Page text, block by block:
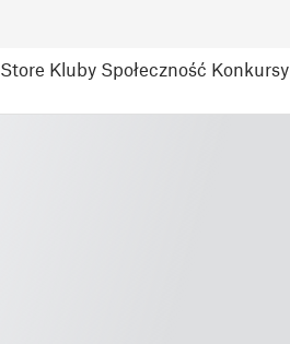
Store Kluby Społeczność Konkursy